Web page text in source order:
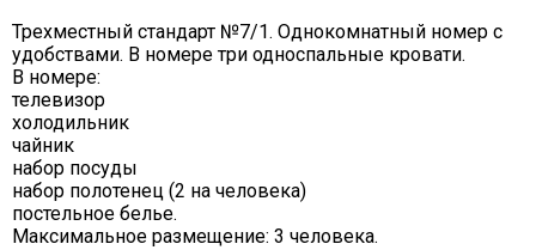
Трехместный стандарт №7/1. Однокомнатный номер с
удобствами. В номере три односпальные кровати.
В номере:
телевизор
холодильник
чайник
набор посуды
набор полотенец (2 на человека)
постельное белье.
Максимальное размещение: 3 человека.